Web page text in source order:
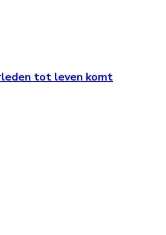
tot leven komt